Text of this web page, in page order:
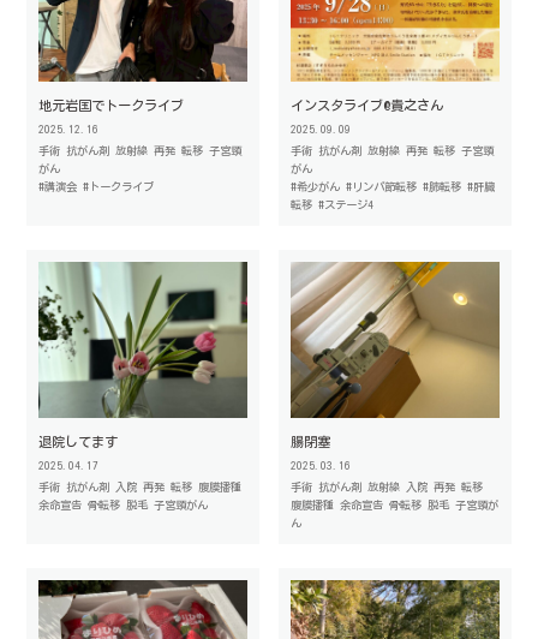
2025.12.16
地元岩国でトークライブ
手術 抗がん剤 放射線 再発 転移 子宮頸
がん
#講演会 #トークライブ
2025.09.09
インスタライブ@貴之さん
手術 抗がん剤 放射線 再発 転移 子宮頸
がん
#希少がん #リンパ節転移 #肺転移 #肝臓
転移 #ステージ4
2025.04.17
退院してます
手術 抗がん剤 入院 再発 転移
腹膜播種
余命宣告 骨転移 脱毛 子宮頸がん
2025.03.16
腸閉塞
手術 抗がん剤 放射線 入院 再発 転移
腹膜播種 余命宣告 骨転移 脱毛 子宮頸が
ん